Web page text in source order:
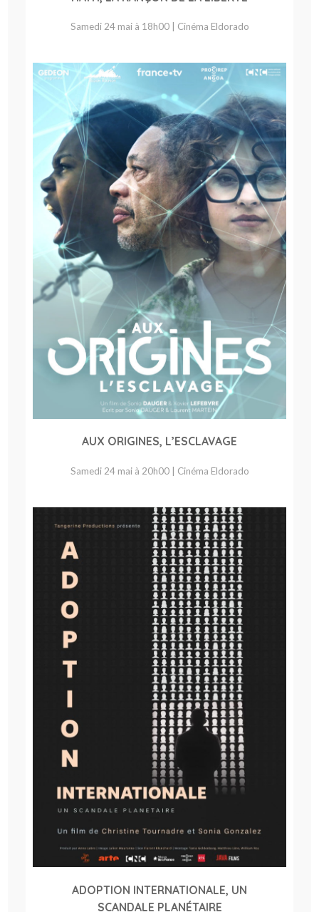
Samedi 24 mai à 18h00 | Cinéma Eldorado
AUX ORIGINES, L’ESCLAVAGE
Samedi 24 mai à 20h00 | Cinéma Eldorado
ADOPTION INTERNATIONALE, UN
SCANDALE PLANÉTAIRE